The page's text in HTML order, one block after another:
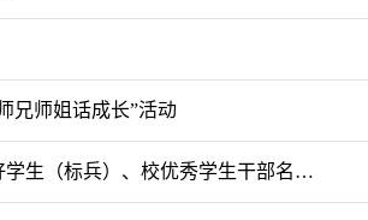
兄师姐话成长”活动
学生（标兵）、校优秀学生干部名…